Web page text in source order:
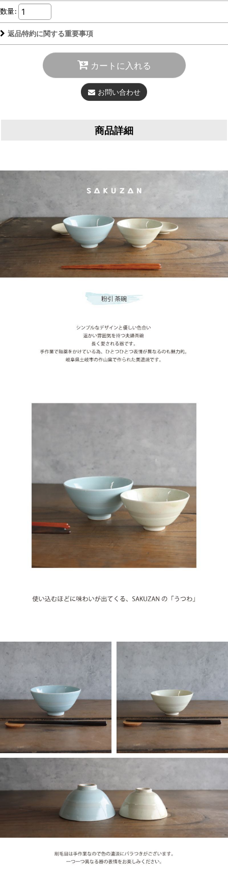
数量:
返品特約に関する重要事項
カートに入れる
お問い合わせ
商品詳細